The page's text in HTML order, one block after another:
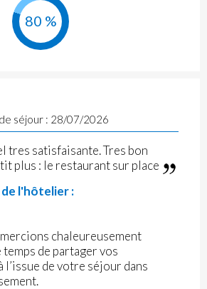
80 %
séjour : 28/07/2026
tres satisfaisante. Tres bon
plus : le restaurant sur place
de l'hôtelier :
chaleureusement
temps de partager vos
l’issue de votre séjour dans